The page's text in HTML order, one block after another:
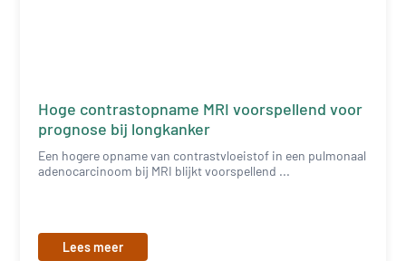
Hoge contrastopname MRI voorspellend voor
prognose bij longkanker
Een hogere opname van contrastvloeistof in een pulmonaal
adenocarcinoom bij MRI blijkt voorspellend ...
Lees meer